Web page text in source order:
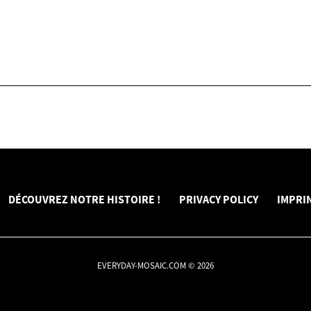
DÉCOUVREZ NOTRE HISTOIRE ! PRIVACY POLICY
EVERYDAY-MOSAIC.COM © 2026